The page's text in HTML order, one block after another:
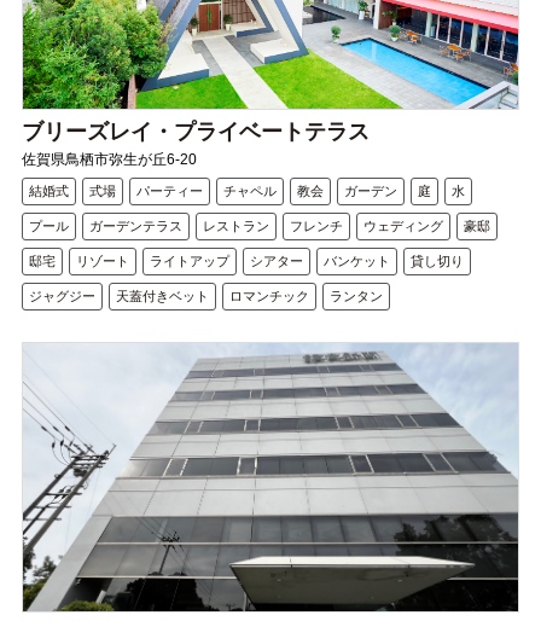
ブリーズレイ・プライベートテラス
佐賀県鳥栖市弥生が丘6-20
結婚式 式場 パーティー チャペル 教会 ガーデン 庭 水
プール ガーデンテラス レストラン フレンチ ウェディング 豪邸
邸宅 リゾート ライトアップ シアター バンケット 貸し切り
ジャグジー 天蓋付きベット ロマンチック ランタン